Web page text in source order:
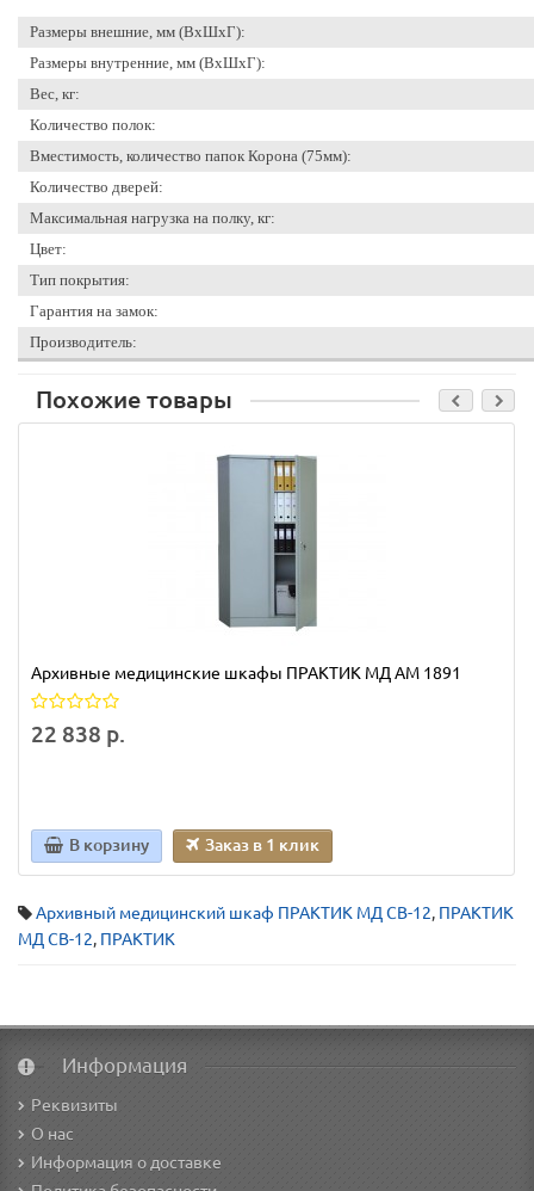
Размеры внешние, мм (ВхШхГ):
Размеры внутренние, мм (ВхШхГ):
Вес, кг:
Количество полок:
Вместимость, количество папок Корона (75мм):
Количество дверей:
Максимальная нагрузка на полку, кг:
Цвет:
Тип покрытия:
Гарантия на замок:
Производитель:
Похожие товары
Архивные медицинские шкафы ПРАКТИК МД AM 1891
22 838 р.
В корзину Заказ в 1 клик
Архивный медицинский шкаф ПРАКТИК МД CB-12, ПРАКТИК
МД CB-12, ПРАКТИК
Информация
Реквизиты
О нас
Информация о доставке